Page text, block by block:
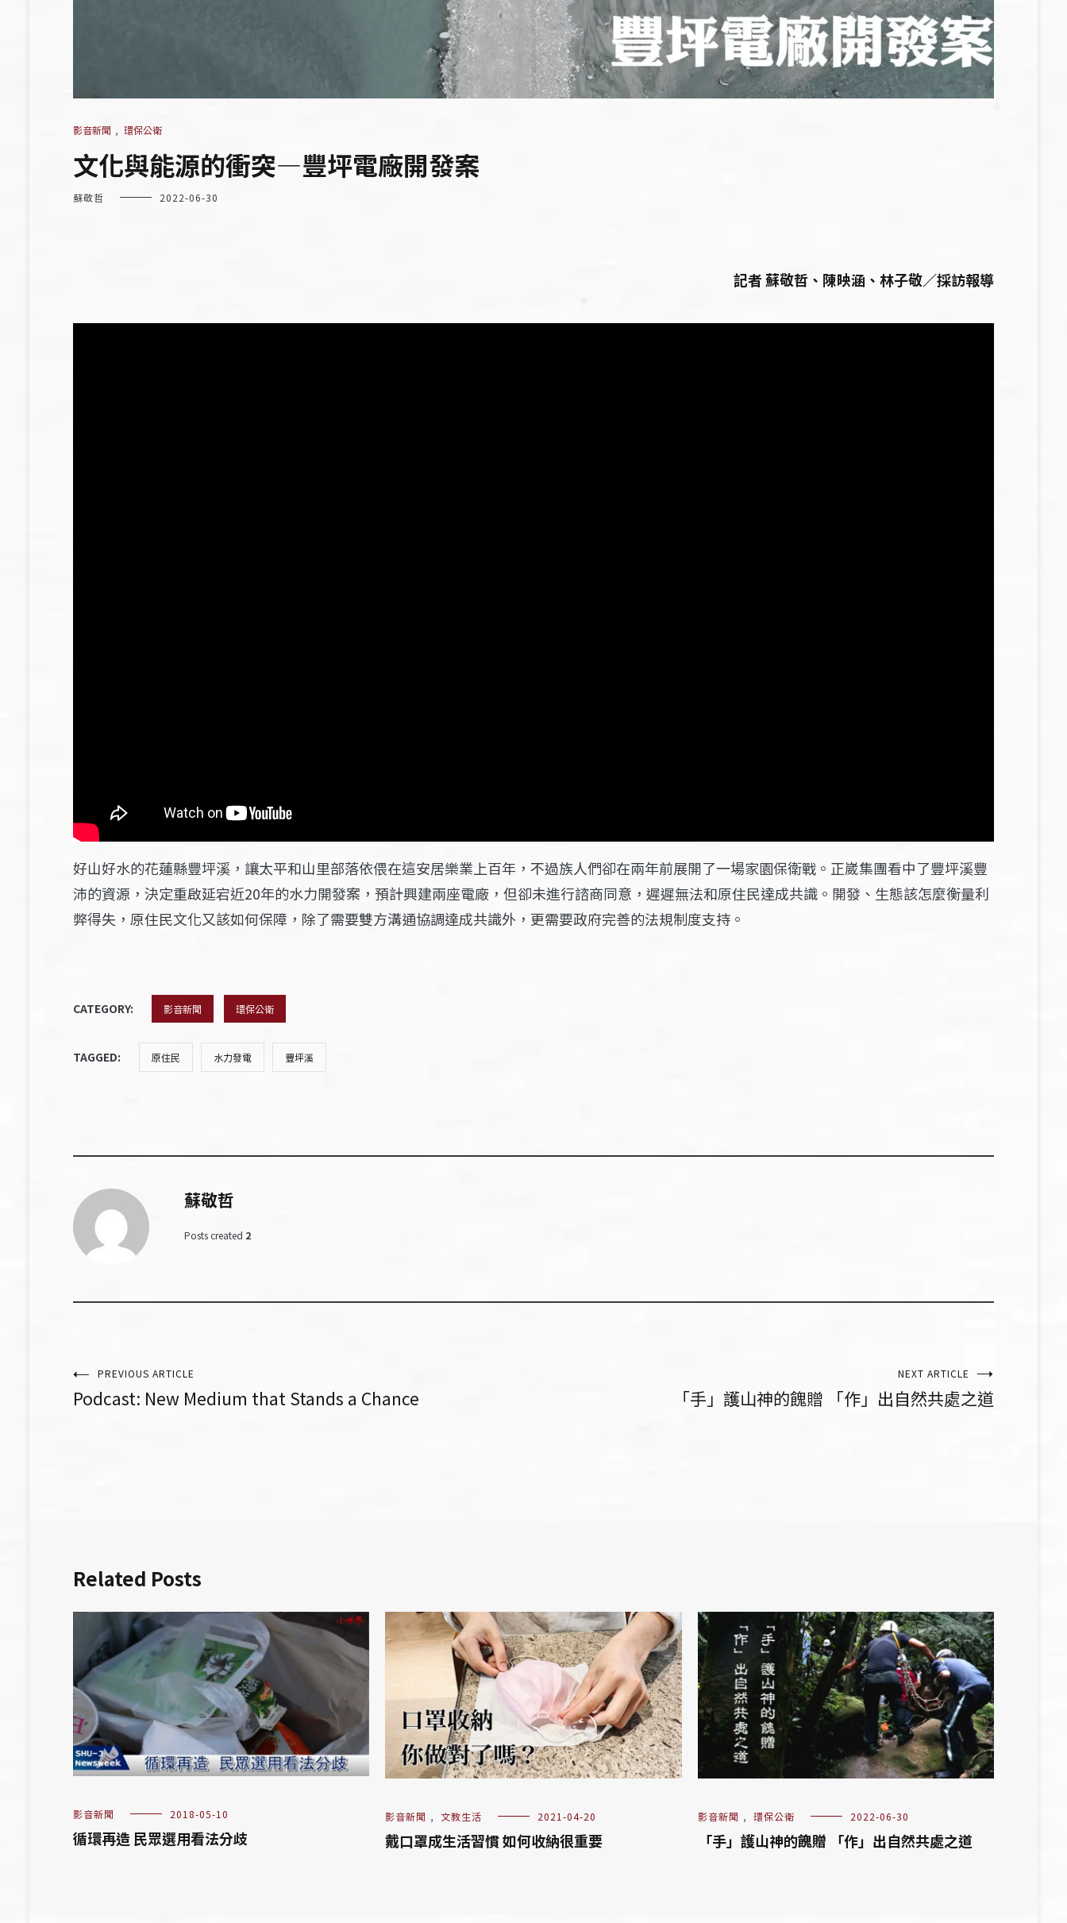
影音新聞 , 環保公衛
文化與能源的衝突—豐坪電廠開發案
蘇敬哲 2022-06-30
記者 蘇敬哲、陳映涵、林子敬／採訪報導
好山好水的花蓮縣豐坪溪，讓太平和山里部落依偎在這安居樂業上百年，不過族人們卻在兩年前展開了一場家園保衛戰。正崴集團看中了豐坪溪豐
沛的資源，決定重啟延宕近20年的水力開發案，預計興建兩座電廠，但卻未進行諮商同意，遲遲無法和原住民達成共識。開發、生態該怎麼衡量利
弊得失，原住民文化又該如何保障，除了需要雙方溝通協調達成共識外，更需要政府完善的法規制度支持。
CATEGORY: 影音新聞 環保公衛
TAGGED: 原住民 水力發電 豐坪溪
蘇敬哲
Posts created 2
文PREVIOUS ARTICLE
Podcast: New Medium that Stands a Chance
NEXT ARTICLE
「手」護山神的餽贈 「作」出自然共處之道
Related Posts
影音新聞 2018-05-10
循環再造 民眾選用看法分歧
影音新聞 , 文教生活 2021-04-20
戴口罩成生活習慣 如何收納很重要
影音新聞 , 環保公衛 2022-06-30
「手」護山神的餽贈 「作」出自然共處之道